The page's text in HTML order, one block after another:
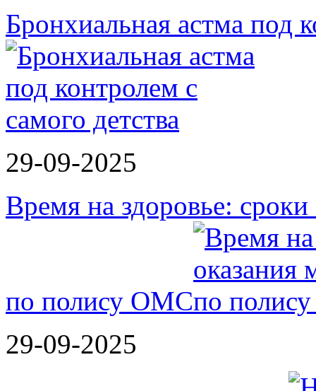
Бронхиальная астма под
29-09-2025
Время на здоровье:
по полису ОМС
29-09-2025